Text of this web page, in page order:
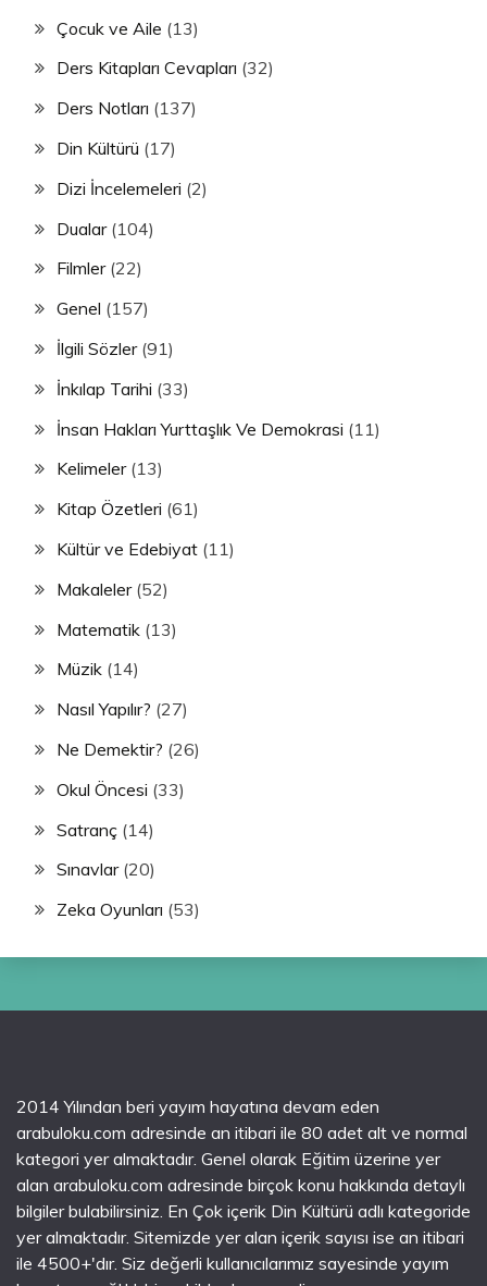
Çocuk ve Aile (13)
Ders Kitapları Cevapları (32)
Ders Notları (137)
Din Kültürü (17)
Dizi İncelemeleri (2)
Dualar(104)
Filmler(22)
Genel (157)
İlgili Sözler(91)
İnkılap Tarihi (33)
İnsan Hakları Yurttaşlık Ve Demokrasi (11)
Kelimeler(13)
Kitap Özetleri (61)
Kültür ve Edebiyat (11)
Makaleler(52)
Matematik (13)
Müzik (14)
Nasıl Yapılır? (27)
Ne Demektir? (26)
Okul Öncesi (33)
Satranç (14)
Sınavlar(20)
Zeka Oyunları (53)
2014 Yılından beri yayım hayatına devam eden
arabuloku.com adresinde an itibari ile 80 adet alt ve normal
kategori yer almaktadır. Genel olarak Eğitim üzerine yer
alan arabuloku.com adresinde birçok konu hakkında detaylı
bilgiler bulabilirsiniz. En Çok içerik Din Kültürü adlı kategoride
yer almaktadır. Sitemizde yer alan içerik sayısı ise an itibari
ile 4500+'dır. Siz değerli kullanıcılarımız sayesinde yayım